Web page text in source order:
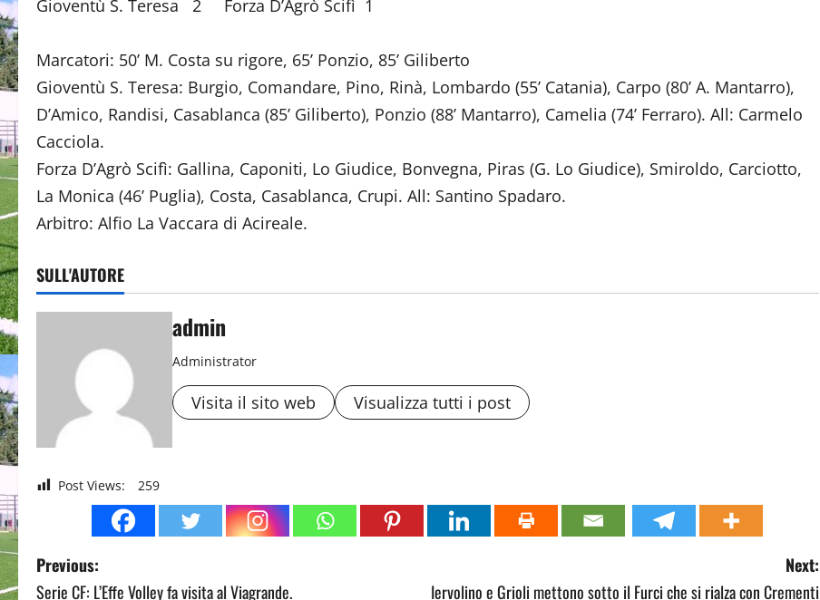
Gioventù S. Teresa 2 Forza D’Agrò Scifì 1
Marcatori: 50’ M. Costa su rigore, 65’ Ponzio, 85’ Giliberto
Gioventù S. Teresa: Burgio, Comandare, Pino, Rinà, Lombardo (55’ Catania), Carpo (80’ A. Mantarro),
D’Amico, Randisi, Casablanca (85’ Giliberto), Ponzio (88’ Mantarro), Camelia (74’ Ferraro). All: Carmelo
Cacciola.
Forza D’Agrò Scifì: Gallina, Caponiti, Lo Giudice, Bonvegna, Piras (G. Lo Giudice), Smiroldo, Carciotto,
La Monica (46’ Puglia), Costa, Casablanca, Crupi. All: Santino Spadaro.
Arbitro: Alfio La Vaccara di Acireale.
SULL'AUTORE
admin
Administrator
Visita il sito web Visualizza tutti i post
Post Views: 259
P
Previous:
Serie CF: L’Effe Volley fa visita al Viagrande.
Next:
Iervolino e Grioli mettono sotto il Furci che si rialza con Crementi